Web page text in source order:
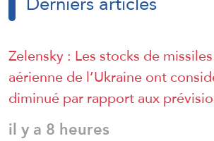
Zelensky : Les stocks de
aérienne de l’Ukraine ont
diminué par rapport aux
il y a 8 heures